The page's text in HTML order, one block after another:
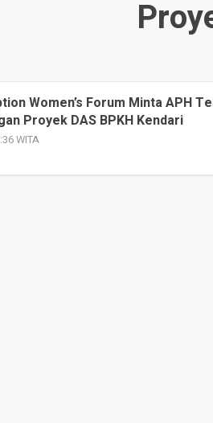
Women’s Forum Minta APH
Proyek DAS BPKH Kendari
WITA